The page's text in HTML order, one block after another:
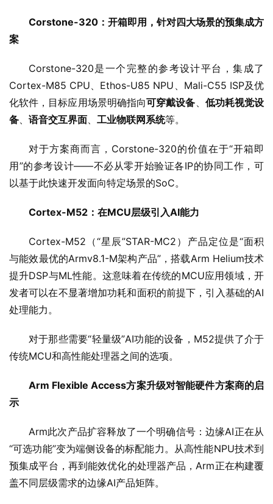
Corstone-320：开箱即用，针对四大场景的预集成方
案
Corstone-320是一个完整的参考设计平台，集成了
Cortex-M85 CPU、Ethos-U85 NPU、Mali-C55 ISP及优
化软件，目标应用场景明确指向可穿戴设备、 低功耗视觉设
备、 语音交互界面、 工业物联网系统等。
对于方案商而言，Corstone-320的价值在于“开箱即
用”的参考设计——不必从零开始验证各IP的协同工作，可
以基于此快速开发面向特定场景的SoC。
Cortex-M52：在MCU层级引入AI能力
Cortex-M52（“星辰”STAR-MC2）产品定位是“面积
与能效最优的Armv8.1-M架构产品”，搭载Arm Helium技术
提升DSP与ML性能。这意味着在传统的MCU应用领域，开
发者可以在不显著增加功耗和面积的前提下，引入基础的AI
处理能力。
对于那些需要“轻量级”AI功能的设备，M52提供了介于
传统MCU和高性能处理器之间的选项。
Arm Flexible Access方案升级对智能硬件方案商的启
示
Arm此次产品扩容释放了一个明确信号：边缘AI正在从
“可选功能”变为端侧设备的标配能力。从高性能NPU技术到
预集成平台，再到能效优化的处理器产品，Arm正在构建覆
盖不同层级需求的边缘AI产品矩阵。